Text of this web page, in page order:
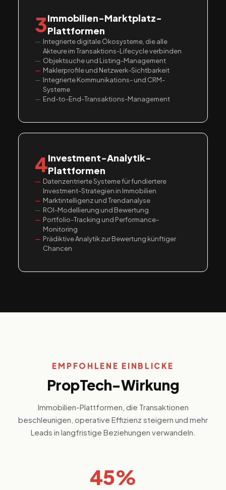
3Immobilien-Marktplatz-
Plattformen
Integrierte digitale Ökosysteme, die alle
Akteure im Transaktions-Lifecycle verbinden
Objektsuche und Listing-Management
Maklerprofile und Netzwerk-Sichtbarkeit
Integrierte Kommunikations- und CRM-
Systeme
End-to-End-Transaktions-Management
4Investment-Analytik-
Plattformen
Datenzentrierte Systeme für fundiertere
Investment-Strategien in Immobilien
Marktintelligenz und Trendanalyse
ROI-Modellierung und Bewertung
Portfolio-Tracking und Performance-
Monitoring
Prädiktive Analytik zur Bewertung künftiger
Chancen
EMPFOHLENE EINBLICKE
PropTech-Wirkung
Immobilien-Plattformen, die Transaktionen
beschleunigen, operative Effizienz steigern und mehr
Leads in langfristige Beziehungen verwandeln.
45%